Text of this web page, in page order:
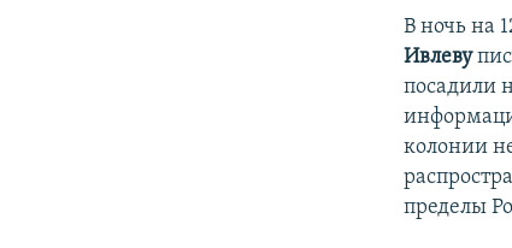
В ночь на
Ивлеву
посадили
колонии
пределы